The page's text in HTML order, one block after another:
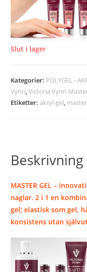
Slut i lager
Kategorier: POLYGEL -
Vynn,Victoria Vynn
Etiketter:akryl-gel,
Beskrivning
MASTER GEL –
naglar. 2 i 1 en
gel; elastisk som gel,
konsistens utan